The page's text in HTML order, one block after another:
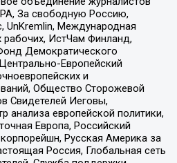
За свободную Россию,
UnKremlin, Международная
ИстЧам Финланд,
Демократического
Европейский
и
Общество Сторожевой
Свидетелей Иеговы,
анализа европейской политики,
Европа, Российский
Русская Америка за
Россия, Глобальная сеть